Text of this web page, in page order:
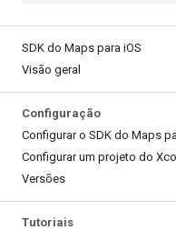
SDK do Maps para iOS
Visão geral
Configuração
Configurar o SDK do Maps
Configurar um projeto do
Versões
Tutoriais